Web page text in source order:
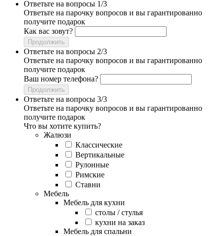
Ответьте на вопросы 1/3
Ответьте на парочку вопросов и вы гарантированно
получите подарок
Как вас зовут?
Продолжить
Ответьте на вопросы 2/3
Ответьте на парочку вопросов и вы гарантированно
получите подарок
Ваш номер телефона?
Продолжить
Ответьте на вопросы 3/3
Ответьте на парочку вопросов и вы гарантированно
получите подарок
Что вы хотите купить?
Жалюзи
Классические
Вертикальные
Рулонные
Римские
Ставни
Мебель
Мебель для кухни
столы / стулья
кухни на заказ
Мебель для спальни